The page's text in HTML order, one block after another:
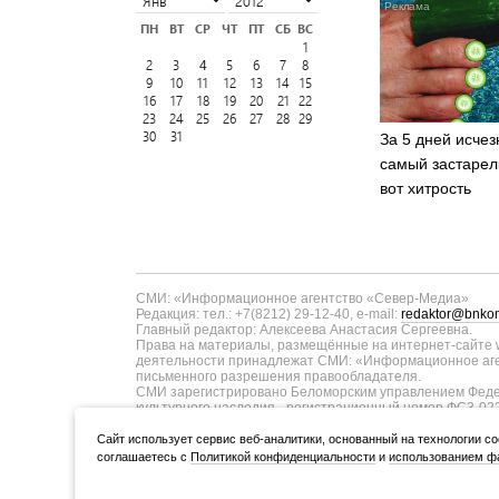
ПН ВТ СР ЧТ ПТ СБ ВС
1
2
3 4 5 6 7
8
9
10 11 12 13 14 15
16
17 18 19 20 21 22
23
24 25 26 27 28 29
30
31
За 5 дней
самый
вот хитрость
СМИ: «Информационное агентство «Север-Медиа»
Редакция: тел.: +7(8212) 29-12-40, e-mail:
Главный редактор: Алексеева Анастасия Сергеевна.
Права на материалы, размещённые на интернет-сайте
деятельности принадлежат СМИ: «Информационное
письменного разрешения правообладателя.
СМИ зарегистрировано Беломорским управлением
культурного наследия - регистрационный номер ФС3-
ТУ11-00371 от 01.06.2017 года. В запись о
коммуникаций в связи с изменением территории
Учредитель (соучредители): Администрация Главы
ООО «Информационное агентство «Север-Медиа»
Cайт использует сервис веб-аналитики, основанный на технологии
соглашаетесь сПолитикой конфиденциальности ииспользованием